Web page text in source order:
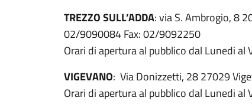
TREZZO SULL’ADDA: via S. Ambrogio, 8
02/9090084 Fax: 02/9092250
Orari di apertura al pubblico dal Lunedi
VIGEVANO: Via Donizzetti, 28 27029
Orari di apertura al pubblico dal Lunedi